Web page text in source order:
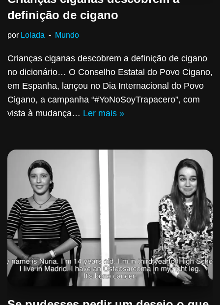
definição de cigano
por Lolada Mundo
Crianças ciganas descobrem a definição de cigano
no dicionário… O Conselho Estatal do Povo Cigano,
em Espanha, lançou no Dia Internacional do Povo
Cigano, a campanha “#YoNoSoyTrapacero”, com
vista à mudança… Ler mais »